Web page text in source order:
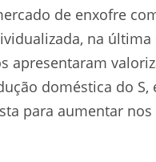
de enxofre
na última
apresentaram
doméstica do S,
para aumentar